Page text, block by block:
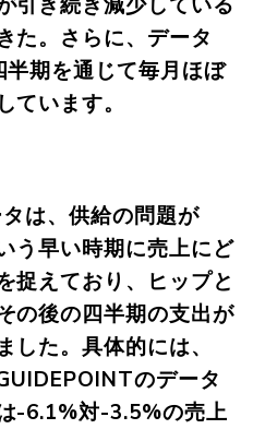
た。さらに、データ
期を通じて毎月ほぼ
ています。
は、供給の問題が
う早い時期に売上にど
捉えており、ヒップと
の後の四半期の支出が
した。具体的には、
のデータ
-6.1%対-3.5%の売上